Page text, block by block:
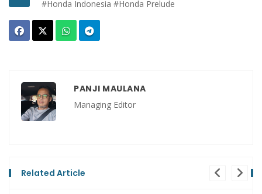
#Honda Indonesia #Honda Prelude
PANJI MAULANA
Managing Editor
Related Article